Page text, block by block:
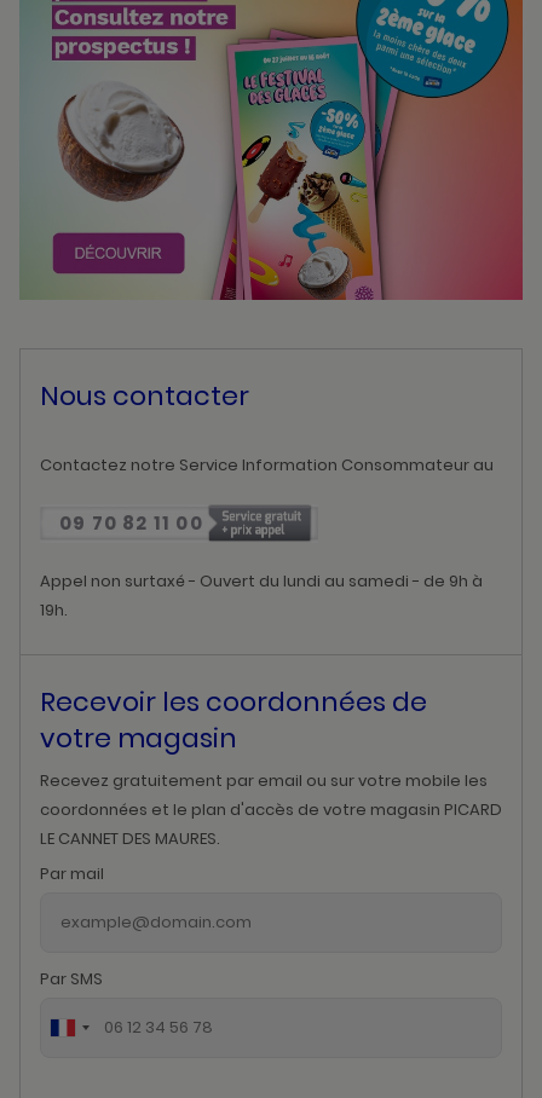
Nous contacter
Contactez notre Service Information Consommateur au
09 70 82 11 00
Appel non surtaxé - Ouvert du lundi au samedi - de 9h à
19h.
Recevoir les coordonnées de
votre magasin
Recevez gratuitement par email ou sur votre mobile les
coordonnées et le plan d'accès de votre magasin PICARD
LE CANNET DES MAURES.
Par mail
Par SMS